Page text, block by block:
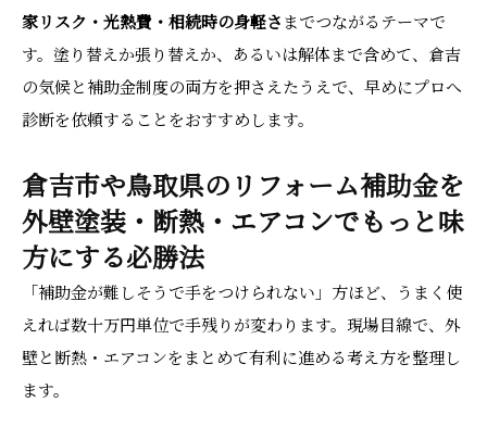
家リスク・光熱費・相続時の身軽さ までつながるテーマで
す。塗り替えか張り替えか、あるいは解体まで含めて、倉吉
の気候と補助金制度の両方を押さえたうえで、早めにプロへ
診断を依頼することをおすすめします。
倉吉市や鳥取県のリフォーム補助金を
外壁塗装・断熱・エアコンでもっと味
方にする必勝法
「補助金が難しそうで手をつけられない」方ほど、うまく使
えれば数十万円単位で手残りが変わります。現場目線で、外
壁と断熱・エアコンをまとめて有利に進める考え方を整理し
ます。